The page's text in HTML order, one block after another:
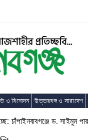
ও বিনোদন উত্তরবঙ্গ ও সারাদেশ
ড. সাইমুম পারভেজ